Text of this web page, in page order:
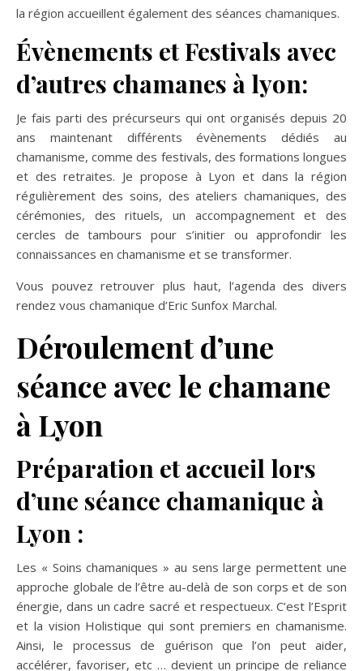
la région accueillent également des séances chamaniques.
Évènements et Festivals avec
d’autres chamanes à lyon:
Je fais parti des précurseurs qui ont organisés depuis 20
ans maintenant différents évènements dédiés au
chamanisme, comme des festivals, des formations longues
et des retraites. Je propose à Lyon et dans la région
régulièrement des soins, des ateliers chamaniques, des
cérémonies, des rituels, un accompagnement et des
cercles de tambours pour s’initier ou approfondir les
connaissances en chamanisme et se transformer.
Vous pouvez retrouver plus haut, l’agenda des divers
rendez vous chamanique d’Eric Sunfox Marchal.
Déroulement d’une
séance avec le chamane
à Lyon
Préparation et accueil lors
d’une séance chamanique à
Lyon :
Les « Soins chamaniques » au sens large permettent une
approche globale de l’être au-delà de son corps et de son
énergie, dans un cadre sacré et respectueux. C’est l’Esprit
et la vision Holistique qui sont premiers en chamanisme.
Ainsi, le processus de guérison que l’on peut aider,
accélérer, favoriser, etc … devient un principe de reliance